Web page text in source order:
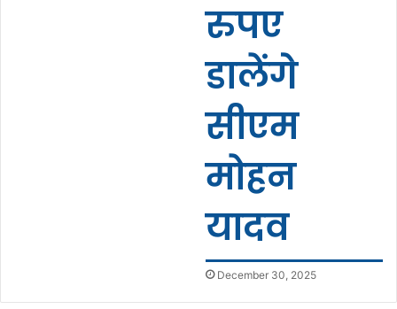
रुपए
डालेंगे
सीएम
मोहन
यादव
December 30, 2025